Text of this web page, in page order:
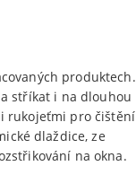
produktech.
stříkat i na dlouhou
rukojeťmi pro čištění
dlaždice, ze
na okna.